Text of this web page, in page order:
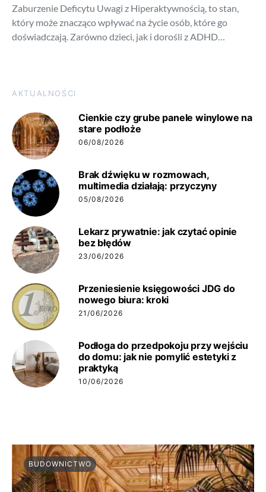
Zaburzenie Deficytu Uwagi z Hiperaktywnością, to stan,
który może znacząco wpływać na życie osób, które go
doświadczają. Zarówno dzieci, jak i dorośli z ADHD…
AKTUALNOŚCI
Cienkie czy grube panele winylowe na
stare podłoże
06/08/2026
Brak dźwięku w rozmowach,
multimedia działają: przyczyny
05/08/2026
Lekarz prywatnie: jak czytać opinie
bez błędów
23/06/2026
Przeniesienie księgowości JDG do
nowego biura: kroki
21/06/2026
Podłoga do przedpokoju przy wejściu
do domu: jak nie pomylić estetyki z
praktyką
10/06/2026
BUDOWNICTWO